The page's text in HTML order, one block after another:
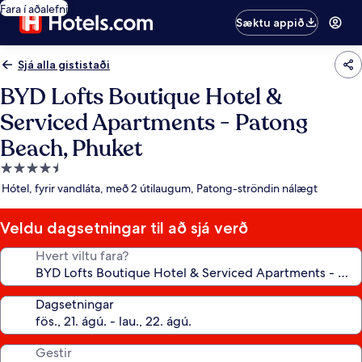
Fara í aðalefni
Sæktu appið
Sjá alla gististaði
BYD Lofts Boutique Hotel &
Serviced Apartments - Patong
Beach, Phuket
4.5
stjörnu
Hótel, fyrir vandláta, með 2 útilaugum, Patong-ströndin nálægt
Veldu dagsetningar til að sjá verð
Hvert viltu fara?
Dagsetningar
Gestir